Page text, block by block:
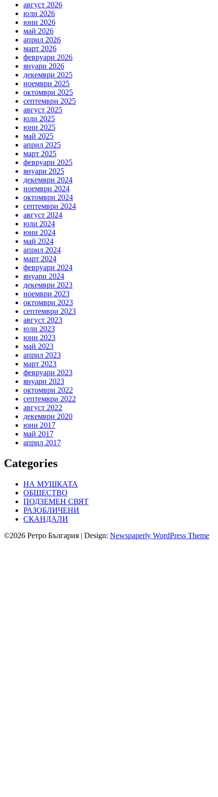
август 2026
юли 2026
юни 2026
май 2026
април 2026
март 2026
февруари 2026
януари 2026
декември 2025
ноември 2025
октомври 2025
септември 2025
август 2025
юли 2025
юни 2025
май 2025
април 2025
март 2025
февруари 2025
януари 2025
декември 2024
ноември 2024
октомври 2024
септември 2024
август 2024
юли 2024
юни 2024
май 2024
април 2024
март 2024
февруари 2024
януари 2024
декември 2023
ноември 2023
октомври 2023
септември 2023
август 2023
юли 2023
юни 2023
май 2023
април 2023
март 2023
февруари 2023
януари 2023
октомври 2022
септември 2022
август 2022
декември 2020
юни 2017
май 2017
април 2017
Categories
НА МУШКАТА
ОБЩЕСТВО
ПОДЗЕМЕН СВЯТ
РАЗОБЛИЧЕНИ
СКАНДАЛИ
©2026 Ретро България | Design: Newspaperly WordPress Theme